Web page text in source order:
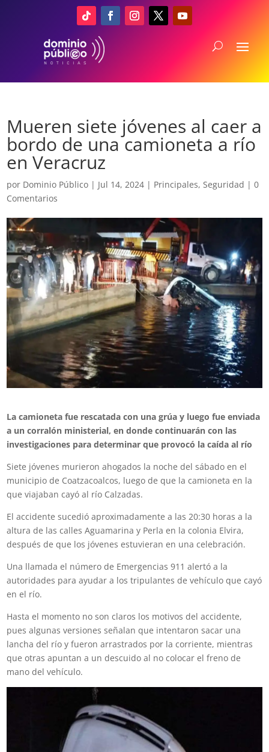
Mueren siete jóvenes al caer a
bordo de una camioneta a río
en Veracruz
por Dominio Público | Jul 14, 2024 | Principales,Seguridad |0
Comentarios
La camioneta fue rescatada con una grúa y luego fue enviada
a un corralón ministerial, en donde continuarán con las
investigaciones para determinar que provocó la caída al río
Siete jóvenes murieron ahogados la noche del sábado en el
municipio de Coatzacoalcos, luego de que la camioneta en la
que viajaban cayó al río Calzadas.
El accidente sucedió aproximadamente a las 20:30 horas a la
altura de las calles Aguamarina y Perla en la colonia Elvira,
después de que los jóvenes estuvieran en una celebración.
Una llamada el número de Emergencias 911 alertó a la
autoridades para ayudar a los tripulantes de vehículo que cayó
en el río.
Hasta el momento no son claros los motivos del accidente,
pues algunas versiones señalan que intentaron sacar una
lancha del río y fueron arrastrados por la corriente, mientras
que otras apuntan a un descuido al no colocar el freno de
mano del vehículo.